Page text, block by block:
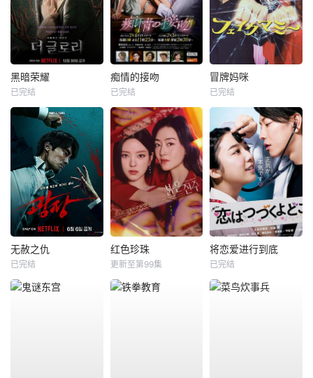
黑暗荣耀
已完结
痴情的接吻
已完结
冒牌妈咪
已完结
无赦之仇
已完结
红色珍珠
更新至第99集
将恋爱进行到底
已完结